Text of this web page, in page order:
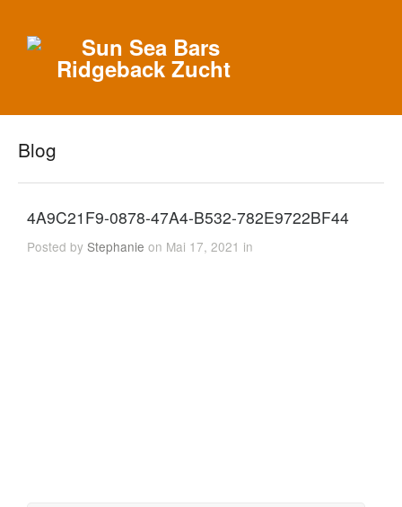
Blog
4A9C21F9-0878-47A4-B532-782E9722BF44
Posted byStephanie on Mai 17, 2021 in